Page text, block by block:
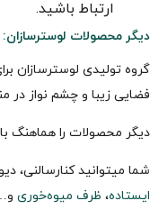
ارتباط باشید.
دیگر محصولات لوسترسازان:
گروه تولیدی لوسترسازان
فضایی زیبا و چشم نواز در
دیگر محصولات را هماهنگ
شما میتوانید کنارسالنی،
ایستاده، ظرف میوه‌خوری